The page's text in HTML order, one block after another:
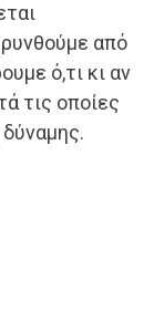
από
ό,τι κι αν
τις οποίες
δύναμης.